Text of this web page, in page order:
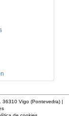
36310 Vigo (Pontevedra) |